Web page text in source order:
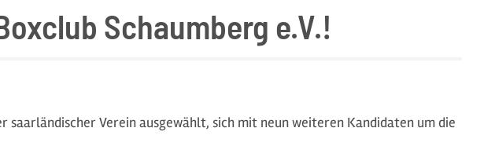
Schaumberg e.V.!
saarländischer Verein ausgewählt, sich mit neun weiteren Kandidaten um die